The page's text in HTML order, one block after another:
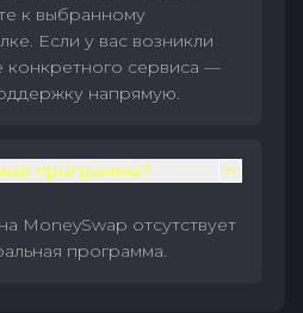
к выбранному
Если у вас возникли
сервиса —
напрямую.
программы?
MoneySwap отсутствует
программа.